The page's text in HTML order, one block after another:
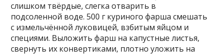
слишком твёрдые, слегка отварить в
подсоленной воде. 500 г куриного фарша смешать
с измельчённой луковицей, взбитым яйцом и
специями. Выложить фарш на капустные листья,
свернуть их конвертиками, плотно уложить на